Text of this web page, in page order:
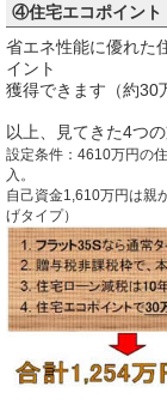
④住宅エコポイント
省エネ性能に優れた
イント
獲得できます（約30
以上、見てきた4つ
設定条件：4610万円の
入。
自己資金1,610万円は親
げタイプ）